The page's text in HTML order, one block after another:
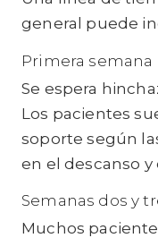
general puede
Primera semana
Se espera
Los pacientes
soporte según
en el descanso
Semanas dos y
Muchos